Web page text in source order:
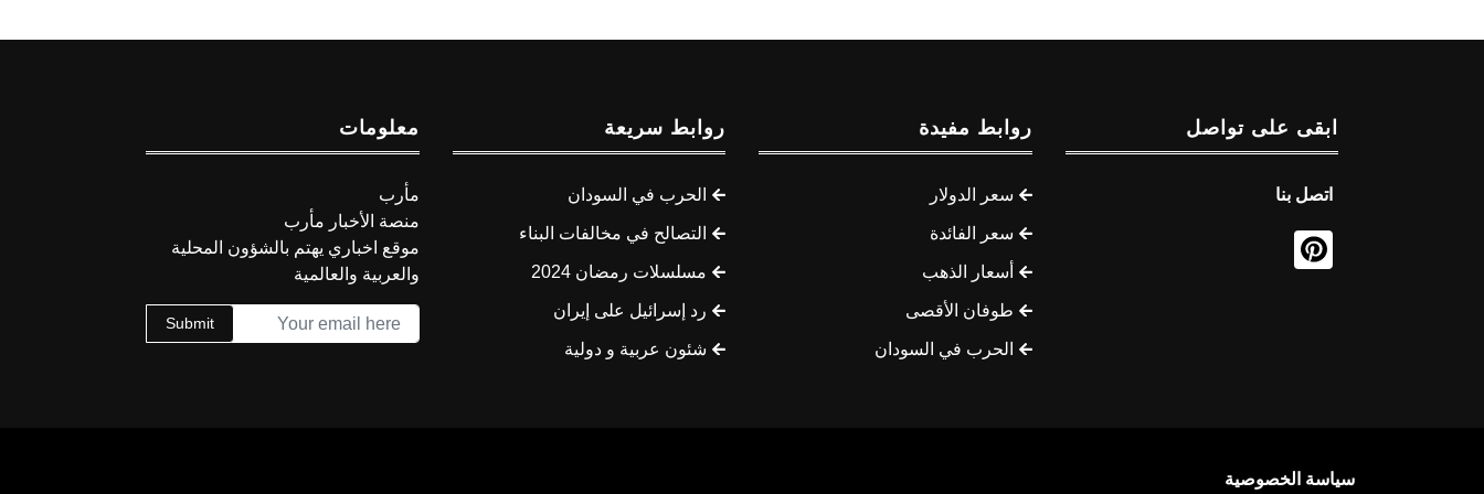
ابقى على تواصل
اتصل بنا
روابط مفيدة
سعر الدولار
سعر الفائدة
أسعار الذهب
طوفان الأقصى
الحرب في السودان
روابط سريعة
الحرب في السودان
التصالح في مخالفات البناء
مسلسلات رمضان 2024
رد إسرائيل على إيران
شئون عربية و دولية
معلومات
مأرب
منصة الأخبار مأرب
موقع اخباري يهتم بالشؤون المحلية
والعربية والعالمية
Submit
سياسة الخصوصية